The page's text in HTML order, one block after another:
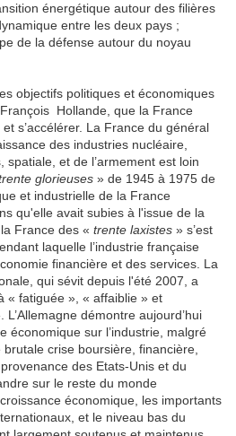
énergétique autour des filières
entre les deux pays ;
de la défense autour du noyau
objectifs politiques et économiques
Hollande, que la France
s’accélérer. La France du général
des industries nucléaire,
et de l’armement est loin
glorieuses » de 1945 à 1975 de
et industrielle de la France
qu'elle avait subies à l'issue de la
France des « trente laxistes » s’est
laquelle l’industrie française
financière et des services. La
qui sévit depuis l'été 2007, a
« fatiguée », « affaiblie » et
démontre aujourd’hui
économique sur l’industrie, malgré
crise boursière, financière,
des Etats-Unis et du
sur le reste du monde
économique, les importants
et le niveau bas du